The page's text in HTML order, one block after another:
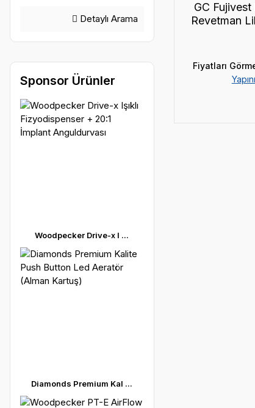
Detaylı Arama
Sponsor Ürünler
Woodpecker Drive-x I ...
Diamonds Premium Kal ...
GC Fujivest
Revetman
Fiyatları